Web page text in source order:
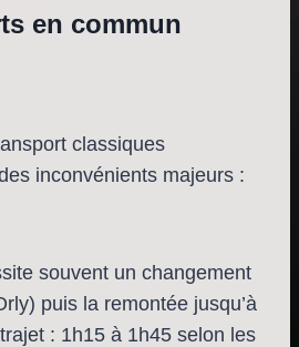
en commun
classiques
inconvénients majeurs :
souvent un changement
puis la remontée jusqu’à
: 1h15 à 1h45 selon les